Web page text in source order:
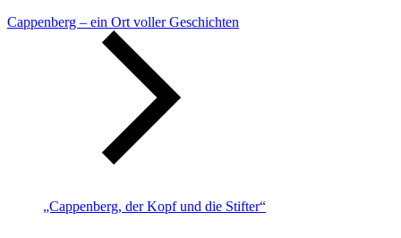
Cappenberg – ein Ort voller Geschichten
„Cappenberg, der Kopf und die Stifter“